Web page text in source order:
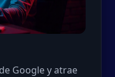
Google y atrae